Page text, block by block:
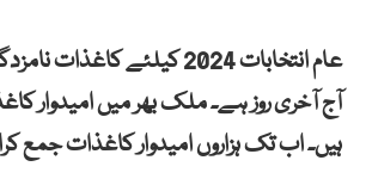
عام انتخابات 2024 کیلئے
آج آخری روز ہے۔ ملک بھر میں امیدوار
ہیں۔ اب تک ہزاروں امیدوار کاغذات جمع